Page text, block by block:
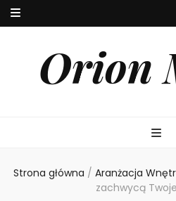
Orion
Strona główna / Aranżacja
zachwycą